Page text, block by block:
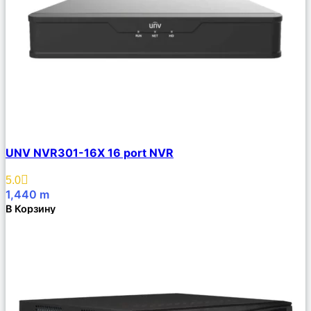
Описание
Избранное
UNV NVR301-16X 16 port NVR
5.0
1,440 m
В Корзину